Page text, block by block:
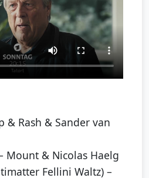
& Rash & Sander van
Mount & Nicolas Haelg
Fellini Waltz) –